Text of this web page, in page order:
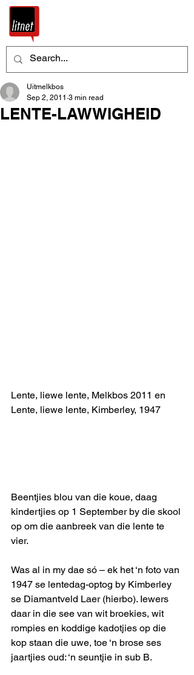
LENTE-LAWWIGHEID
Uitmelkbos
Sep 2, 2011 3 min read
Lente, liewe lente, Melkbos 2011 en
Lente, liewe lente, Kimberley, 1947
Beentjies blou van die koue, daag
kindertjies op 1 September by die skool
op om die aanbreek van die lente te
vier.
Was al in my dae só – ek het ‘n foto van
1947 se lentedag-optog by Kimberley
se Diamantveld Laer (hierbo). Iewers
daar in die see van wit broekies, wit
rompies en koddige kadotjies op die
kop staan die uwe, toe ‘n brose ses
jaartjies oud: ‘n seuntjie in sub B.